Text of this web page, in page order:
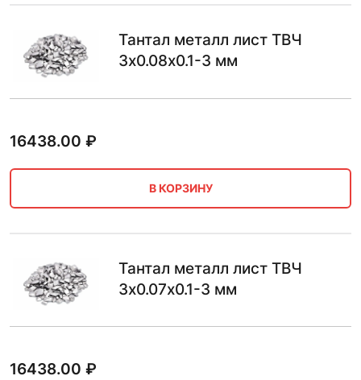
Тантал металл лист ТВЧ
3х0.08х0.1-3 мм
16438.00 ₽
В КОРЗИНУ
Тантал металл лист ТВЧ
3х0.07х0.1-3 мм
16438.00 ₽